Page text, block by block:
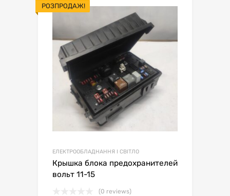
РОЗПРОДАЖ!
ЕЛЕКТРООБЛАДНАННЯ І СВІТЛО
Крышка блока предохранителей
вольт 11-15
(0 reviews)